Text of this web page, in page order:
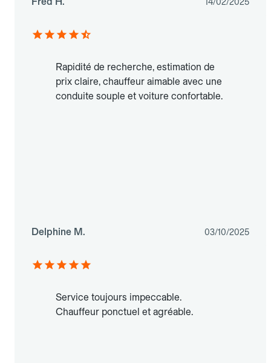
Rapidité de recherche, estimation de
prix claire, chauffeur aimable avec une
conduite souple et voiture confortable.
Delphine M. 03/10/2025
Service toujours impeccable.
Chauffeur ponctuel et agréable.